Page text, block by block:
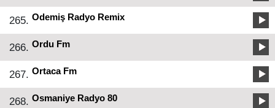
265. Odemiş Radyo Remix
266. Ordu Fm
267. Ortaca Fm
268. Osmaniye Radyo 80